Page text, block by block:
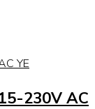
230V AC